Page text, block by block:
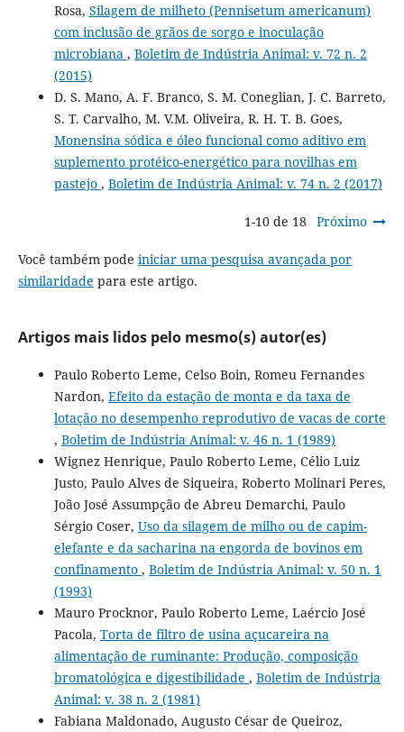
Rosa, Silagem de milheto (Pennisetum americanum)
com inclusão de grãos de sorgo e inoculação
microbiana , Boletim de Indústria Animal: v. 72 n. 2
(2015)
D. S. Mano, A. F. Branco, S. M. Coneglian, J. C. Barreto,
S. T. Carvalho, M. V.M. Oliveira, R. H. T. B. Goes,
Monensina sódica e óleo funcional como aditivo em
suplemento protéico-energético para novilhas em
pastejo , Boletim de Indústria Animal: v. 74 n. 2 (2017)
1-10 de 18 Próximo
Você também pode iniciar uma pesquisa avançada por
similaridade para este artigo.
Artigos mais lidos pelo mesmo(s) autor(es)
Paulo Roberto Leme, Celso Boin, Romeu Fernandes
Nardon, Efeito da estação de monta e da taxa de
lotação no desempenho reprodutivo de vacas de corte
, Boletim de Indústria Animal: v. 46 n. 1 (1989)
Wignez Henrique, Paulo Roberto Leme, Célio Luiz
Justo, Paulo Alves de Siqueira, Roberto Molinari Peres,
João José Assumpção de Abreu Demarchi, Paulo
Sérgio Coser, Uso da silagem de milho ou de capim-
elefante e da sacharina na engorda de bovinos em
confinamento , Boletim de Indústria Animal: v. 50 n. 1
(1993)
Mauro Procknor, Paulo Roberto Leme, Laércio José
Pacola, Torta de filtro de usina açucareira na
alimentação de ruminante: Produção, composição
bromatológica e digestibilidade , Boletim de Indústria
Animal: v. 38 n. 2 (1981)
Fabiana Maldonado, Augusto César de Queiroz,